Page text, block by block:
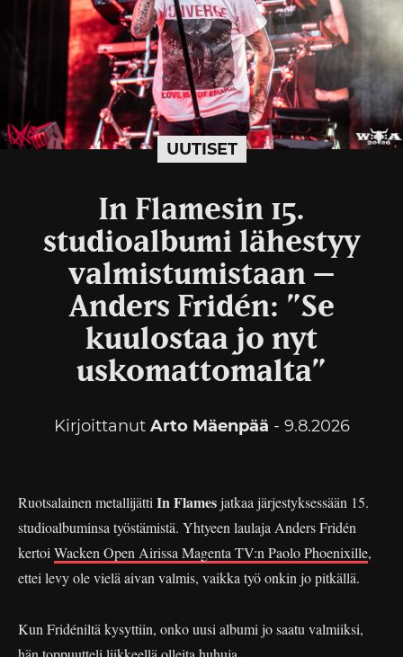
UUTISET
In Flamesin 15.
studioalbumi lähestyy
valmistumistaan –
Anders Fridén: ”Se
kuulostaa jo nyt
uskomattomalta”
Kirjoittanut Arto Mäenpää - 9.8.2026
Ruotsalainen metallijätti In Flamesjatkaa järjestyksessään 15.
studioalbuminsa työstämistä. Yhtyeen laulaja Anders Fridén
kertoi Wacken Open Airissa Magenta TV:n Paolo Phoenixille,
ettei levy ole vielä aivan valmis, vaikka työ onkin jo pitkällä.
Kun Fridéniltä kysyttiin, onko uusi albumi jo saatu valmiiksi,